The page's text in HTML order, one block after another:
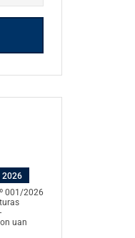
2026
001/2026
uan